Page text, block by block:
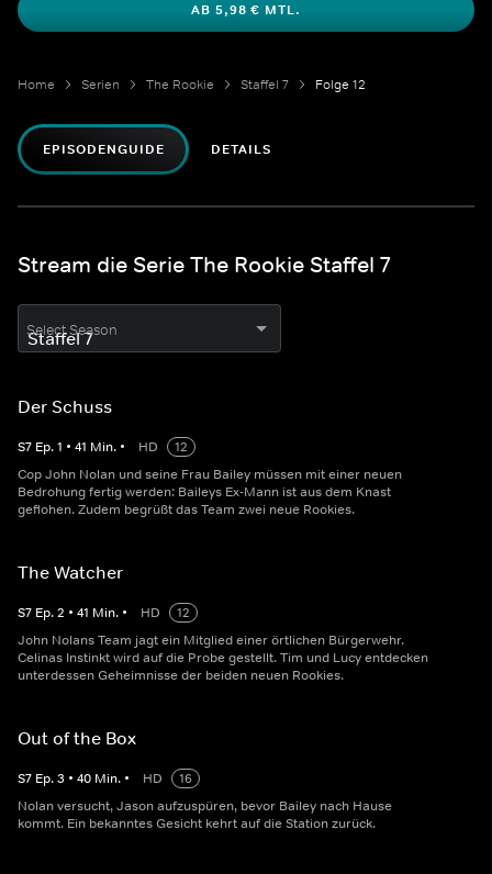
AB 5,98 € MTL.
Home Serien The Rookie Staffel 7 Folge 12
EPISODENGUIDE DETAILS
Stream die Serie The Rookie Staffel 7
Select Season
Der Schuss
S7 Ep.1 • 41 Min. • HD
12
Cop John Nolan und seine Frau Bailey müssen mit einer neuen
Bedrohung fertig werden: Baileys Ex-Mann ist aus dem Knast
geflohen. Zudem begrüßt das Team zwei neue Rookies.
The Watcher
S7 Ep.2 • 41 Min. • HD
12
John Nolans Team jagt ein Mitglied einer örtlichen Bürgerwehr.
Celinas Instinkt wird auf die Probe gestellt. Tim und Lucy entdecken
unterdessen Geheimnisse der beiden neuen Rookies.
Out of the Box
S7 Ep.3 • 40 Min. • HD
16
Nolan versucht, Jason aufzuspüren, bevor Bailey nach Hause
kommt. Ein bekanntes Gesicht kehrt auf die Station zurück.